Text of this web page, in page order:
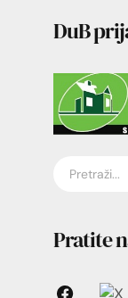
DuB
Pratite